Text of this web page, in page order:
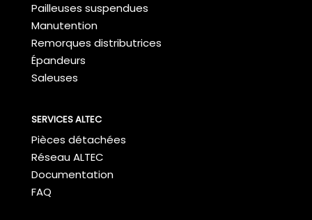
Pailleuses suspendues
Manutention
Remorques distributrices
Épandeurs
Saleuses
SERVICES ALTEC
Pièces détachées
Réseau ALTEC
Documentation
FAQ